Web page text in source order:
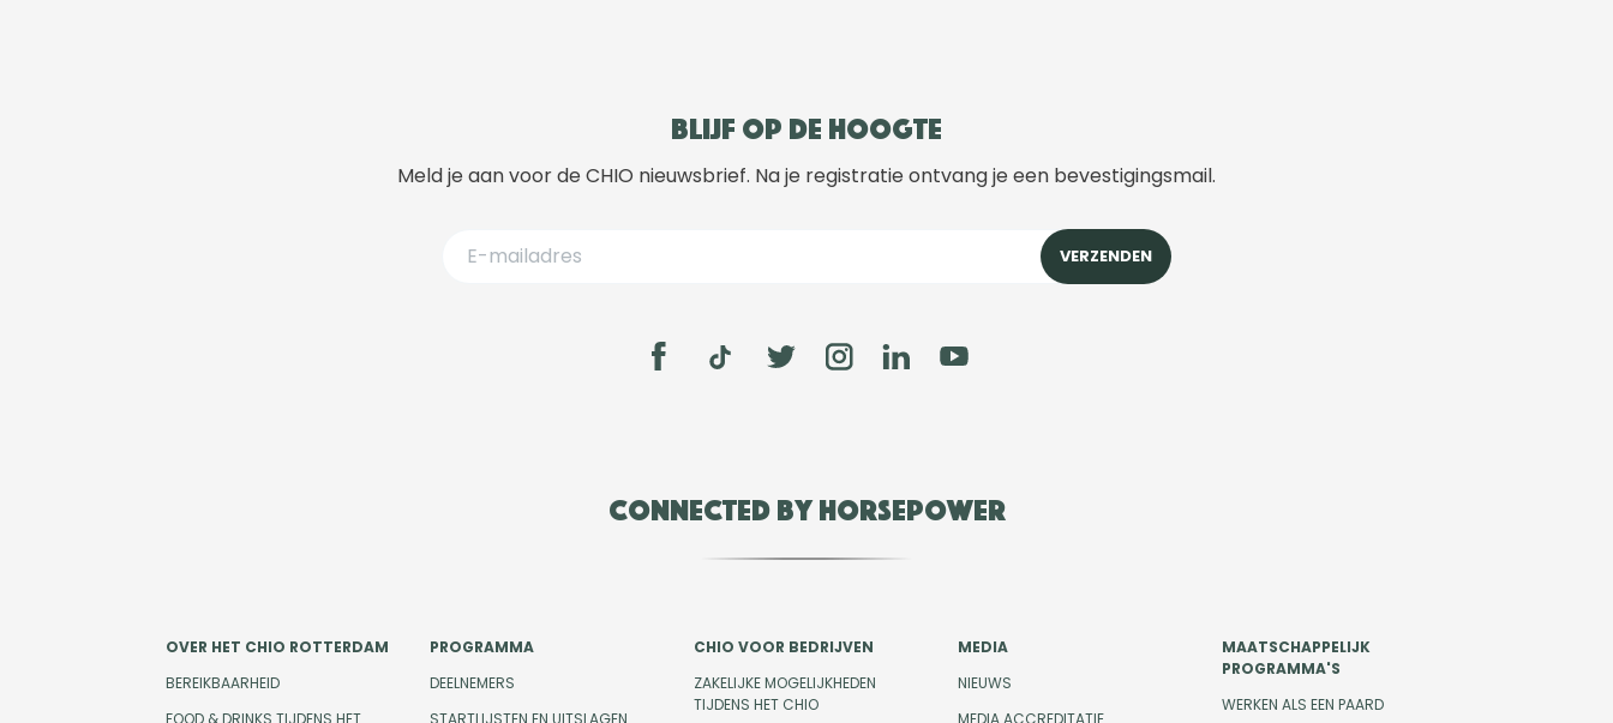
Blijf op de hoogte
Meld je aan voor de CHIO nieuwsbrief. Na je registratie ontvang je een bevestigingsmail.
Connected by Horsepower
OVER HET CHIO ROTTERDAM
BEREIKBAARHEID
FOOD & DRINKS TIJDENS HET
PROGRAMMA
DEELNEMERS
STARTLIJSTEN EN UITSLAGEN
CHIO VOOR BEDRIJVEN
ZAKELIJKE MOGELIJKHEDEN
TIJDENS HET CHIO
MEDIA
NIEUWS
MEDIA ACCREDITATIE
MAATSCHAPPELIJK
PROGRAMMA'S
WERKEN ALS EEN PAARD